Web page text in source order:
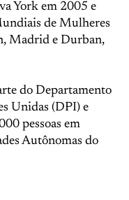
York em 2005 e
de Mulheres
Madrid e Durban,
do Departamento
Unidas (DPI) e
pessoas em
Autônomas do